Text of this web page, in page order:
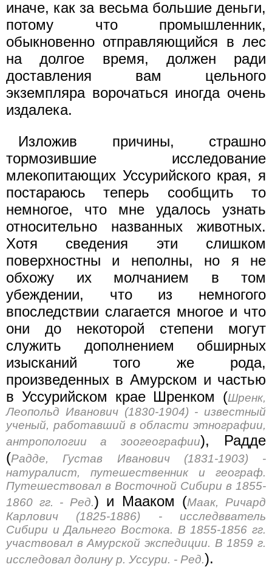
иначе, как за весьма большие деньги,
потому что промышленник,
обыкновенно отправляющийся в лес
на долгое время, должен ради
доставления вам цельного
экземпляра ворочаться иногда очень
издалека.
Изложив причины, страшно
тормозившие исследование
млекопитающих Уссурийского края, я
постараюсь теперь сообщить то
немногое, что мне удалось узнать
относительно названных животных.
Хотя сведения эти слишком
поверхностны и неполны, но я не
обхожу их молчанием в том
убеждении, что из немногого
впоследствии слагается многое и что
они до некоторой степени могут
служить дополнением обширных
изысканий того же рода,
произведенных в Амурском и частью
в Уссурийском крае Шренком (Шренк,
Леопольд Иванович (1830-1904) - известный
ученый, работавший в области этнографии,
антропологии а зоогеографии), Радде
(Радде, Густав Иванович (1831-1903) -
натуралист, путешественник и географ.
Путешествовал в Восточной Сибири в 1855-
1860 гг. - Ред.) и Мааком (Маак, Ричард
Карлович (1825-1886) - исследвватель
Сибири и Дальнего Востока. В 1855-1856 гг.
участвовал в Амурской экспедиции. В 1859 г.
исследовал долину р. Уссури. - Ред.).